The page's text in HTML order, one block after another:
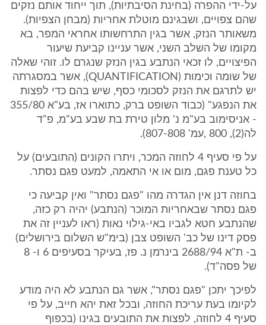
על-ידי ההפרה (בחינת הסיבתיות), תוך ייחוד אותם נזקים
שהם צפויים, ושבגינם מוטלת אחריות (מבחן הצפיות).
משאותר הנזק, אשר בגין התרחשותו אחראי המפר, בא
מקומו של השלב השני, אשר עניינו קביעת שיעור
הפיצויים, לו זכאי הנתבע בגין הנזק שנגרם לו. זוהי שאלה
של שומה וכימות (QUANTIFICATION), אשר במסגרתה
יש לתרגם את הנזק לסכומי כסף, שיש בהם כדי לפצות
את הנפגע" (כבוד השופט ברק, כתוארו אז, בע"א 355/80
- אניסימוב בע"מ נ' מלון טירת בת שבע בע"מ, פ"ד
לה(2), 800 ,עמ' 807-808).
על פי סעיף 4 לחוזה המכר, ויתרו הקונים (התובעים) על
כל טענת פגם, מום או אי התאמה, למעט פגם נסתר.
בחוזה דנן אין הגדרה מהו "פגם נסתר" ואין קביעה כי
פגם נסתר שבאחריות המוכר (הנתבע) יהיה רק כזה,
שהנתבע חטא לגביו באי-גילוי נאות (ראו לעניין זה את
פסק דינו של כב' השופט צבן (בימ"ש השלום בירושלים)
ב- ת"א 2688/94 בינרמן נ. פז, בעיקר בסעיפים 6 ו- 8
של פסה"ד).
לפיכך יתכן "פגם נסתר", אשר גם הנתבע לא היה מודע
לקיומו בעת עריכת החוזה, ובכל זאת יהא חייב, על פי
סעיף 4 לחוזה, לפצות את התובעים בגינו (בכפוף